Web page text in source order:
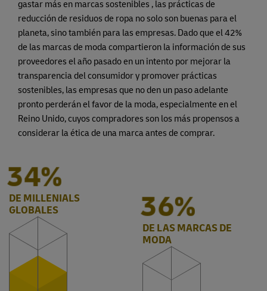
gastar más en marcas sostenibles , las prácticas de
reducción de residuos de ropa no solo son buenas para el
planeta, sino también para las empresas. Dado que el 42%
de las marcas de moda compartieron la información de sus
proveedores el año pasado en un intento por mejorar la
transparencia del consumidor y promover prácticas
sostenibles, las empresas que no den un paso adelante
pronto perderán el favor de la moda, especialmente en el
Reino Unido, cuyos compradores son los más propensos a
considerar la ética de una marca antes de comprar.
45%
DE MILLENIALS
GLOBALES
42%
DE LAS MARCAS DE
MODA